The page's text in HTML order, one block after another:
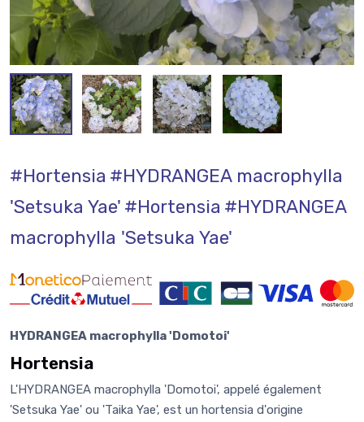
#Hortensia #HYDRANGEA macrophylla
'Setsuka Yae' #Hortensia #HYDRANGEA
macrophylla 'Setsuka Yae'
HYDRANGEA macrophylla 'Domotoi'
Hortensia
L'HYDRANGEA macrophylla 'Domotoi', appelé également
'Setsuka Yae' ou 'Taika Yae', est un hortensia d'origine